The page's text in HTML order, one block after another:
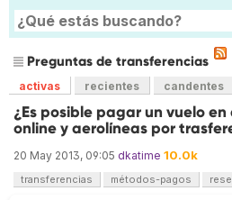
Preguntas de transferencias
activas recientes candentes
¿Es posible pagar un vuelo
online y aerolíneas por
20 May 2013, 09:05 dkatime 10.0k
transferencias métodos-pagos